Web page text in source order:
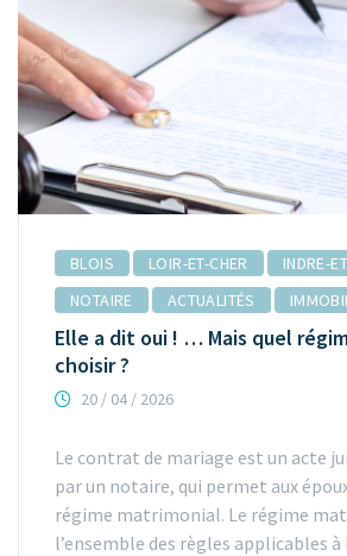
BLOIS LOIR-ET-CHER
INDRE-
NOTAIRE
ACTUALITÉS
Elle a dit oui ! … Mais quel
choisir ?
20 / 04 / 2026
Le contrat de mariage est un acte
par un notaire, qui permet aux
régime matrimonial. Le régime
l’ensemble des règles applicables